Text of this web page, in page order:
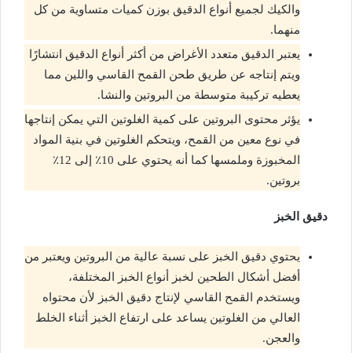
والكيك لجميع أنواع الدقيق بوزن كميات متساوية من كل
منهما.
يعتبر الدقيق متعدد الأغراض من أكثر أنواع الدقيق انتشارًا
ويتم إنتاجه عن طريق طحن القمح القاسي واللين مما
يعطيه تركيبة متوسطة من البروتين والنشا.
يؤثر محتوى البروتين على كمية الغلوتين التي يمكن إنتاجها
في نوع معين من القمح، ويتحكم الغلوتين في بنية المواد
المخبوزة وملمسها كما أنه يحتوي على 10٪ إلى 12٪
بروتين.
دقيق الخبز
يحتوي دقيق الخبز على نسبة عالية من البروتين ويعتبر من
أفضل أشكال الطحين لخبز أنواع الخبز المختلفة،
ويستخدم القمح القاسي لإنتاج دقيق الخبز لأن محتواه
العالي من الغلوتين يساعد على ارتفاع الخبز أثناء الخلط
والعجن.